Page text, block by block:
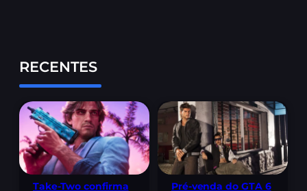
RECENTES
Take-Two confirma
Pré-venda do GTA 6